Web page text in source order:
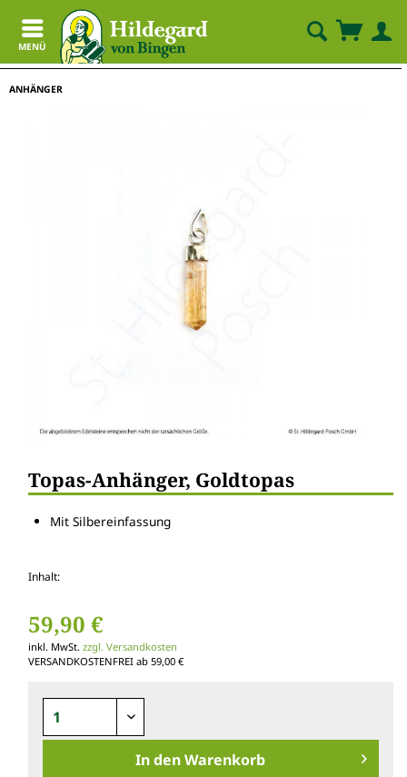
MENÜ
ANHÄNGER
Topas-Anhänger, Goldtopas
Mit Silbereinfassung
Inhalt:
59,90 €
inkl. MwSt. zzgl. Versandkosten
VERSANDKOSTENFREI ab 59,00 €
In den Warenkorb